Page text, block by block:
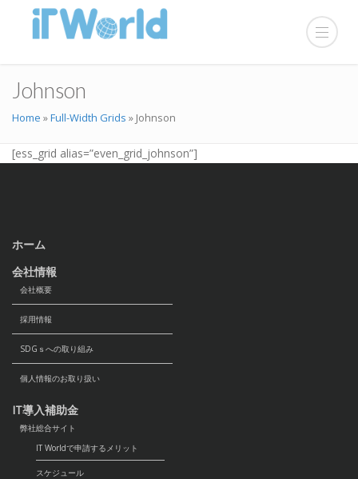
Johnson
Home »Full-Width Grids » Johnson
[ess_grid alias=”even_grid_johnson”]
ホーム
会社情報
会社概要
採用情報
SDGｓへの取り組み
個人情報のお取り扱い
IT導入補助金
弊社総合サイト
IT Worldで申請するメリット
スケジュール